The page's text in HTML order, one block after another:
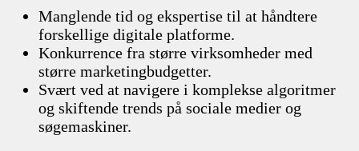
Manglende tid og ekspertise til at håndtere
forskellige digitale platforme.
Konkurrence fra større virksomheder med
større marketingbudgetter.
Svært ved at navigere i komplekse algoritmer
og skiftende trends på sociale medier og
søgemaskiner.